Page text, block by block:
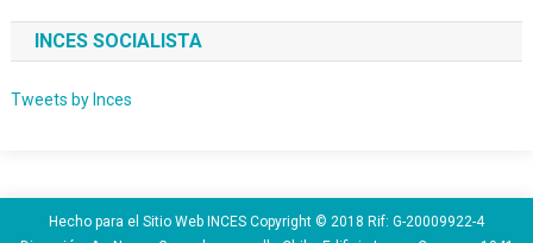
INCES SOCIALISTA
Tweets by Inces
Hecho para el Sitio Web INCES Copyright © 2018 Rif: G-20009922-4